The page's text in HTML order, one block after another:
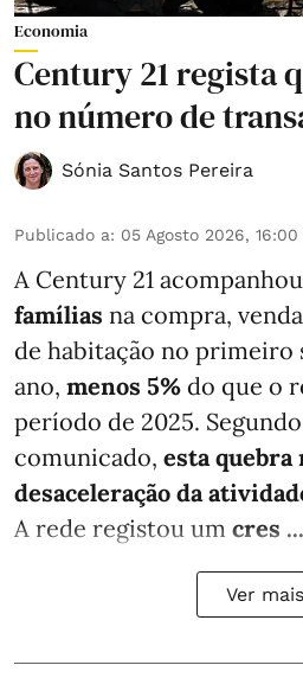
Economia
Century 21 regista
no número de
Sónia Santos Pereira
Publicado a: 05 Agosto 2026, 16:00
A Century 21
famílias na compra,
de habitação no primeiro
ano, menos 5% do que o
período de 2025.
comunicado, esta quebra
desaceleração da
A rede registou um cres ...
Ver mais